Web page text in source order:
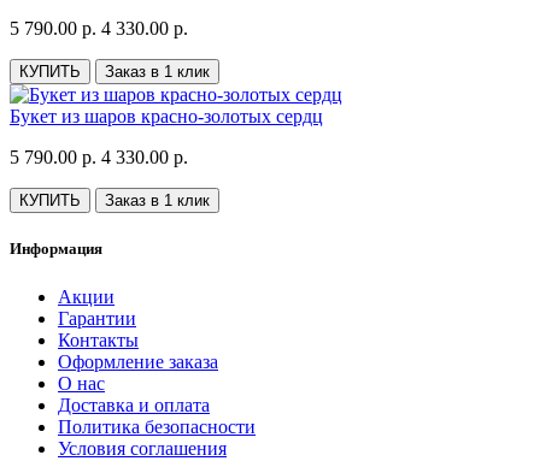
5 790.00 р. 4 330.00 р.
КУПИТЬ Заказ в 1 клик
Букет из шаров красно-золотых сердц
5 790.00 р. 4 330.00 р.
КУПИТЬ Заказ в 1 клик
Информация
Акции
Гарантии
Контакты
Оформление заказа
О нас
Доставка и оплата
Политика безопасности
Условия соглашения